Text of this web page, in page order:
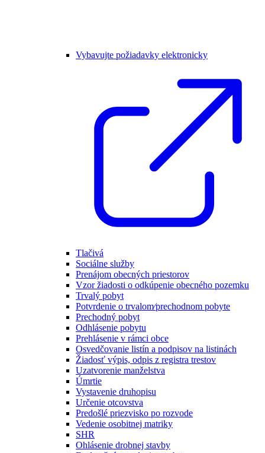
Vybavujte požiadavky elektronicky
Tlačivá
Sociálne služby
Prenájom obecných priestorov
Vzor žiadosti o odkúpenie obecného pozemku
Trvalý pobyt
Potvrdenie o trvalom⁄prechodnom pobyte
Prechodný pobyt
Odhlásenie pobytu
Prehlásenie v rámci obce
Osvedčovanie listín a podpisov na listinách
Žiadosť výpis, odpis z registra trestov
Uzatvorenie manželstva
Úmrtie
Vystavenie druhopisu
Určenie otcovstva
Predošlé priezvisko po rozvode
Vedenie osobitnej matriky
SHR
Ohlásenie drobnej stavby